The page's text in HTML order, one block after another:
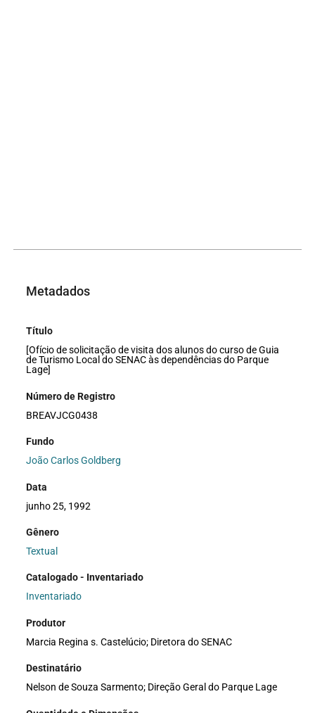
Metadados
Título
[Ofício de solicitação de visita dos alunos do curso de Guia
de Turismo Local do SENAC às dependências do Parque
Lage]
Número de Registro
BREAVJCG0438
Fundo
João Carlos Goldberg
Data
junho 25, 1992
Gênero
Textual
Catalogado - Inventariado
Inventariado
Produtor
Marcia Regina s. Castelúcio; Diretora do SENAC
Destinatário
Nelson de Souza Sarmento; Direção Geral do Parque Lage